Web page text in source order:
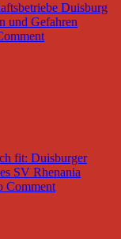
Duisburg
und Gefahren
fit: Duisburger
SV Rhenania
Comment